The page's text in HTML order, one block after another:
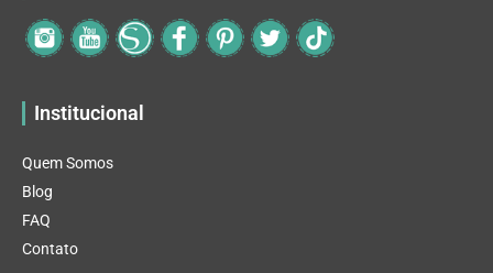
Institucional
Quem Somos
Blog
FAQ
Contato